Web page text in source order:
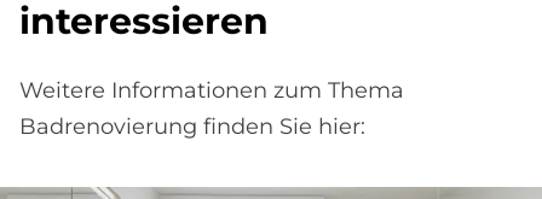
interessieren
Weitere Informationen zum Thema
Badrenovierung finden Sie hier: